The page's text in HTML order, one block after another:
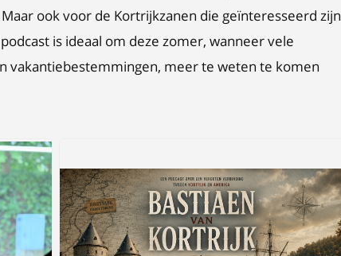
ook voor de Kortrijkzanen die geïnteresseerd zijn
is ideaal om deze zomer, wanneer vele
vakantiebestemmingen, meer te weten te komen